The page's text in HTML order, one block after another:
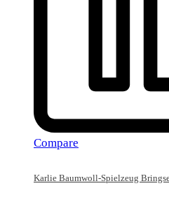
Compare
Karlie Baumwoll-Spielzeug